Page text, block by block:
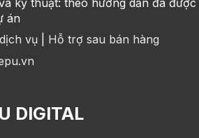
kỹ thuật: theo hướng dẫn đã được
án
vụ
Hỗ trợ sau bán hàng
DIGITAL